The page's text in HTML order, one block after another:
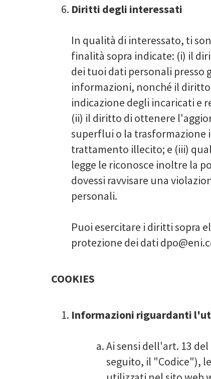
Diritti degli interessati
In qualità di interessato, ti
finalità sopra indicate: (i) il
dei tuoi dati personali presso
informazioni, nonché il diritto
indicazione degli incaricati e
(ii) il diritto di ottenere
superflui o la trasformazione
trattamento illecito; e (iii)
legge le riconosce inoltre la
dovessi ravvisare una
personali.
Puoi esercitare i diritti sopra
protezione dei dati
COOKIES
Informazioni riguardanti
Ai sensi dell'art. 13
seguito, il "Codice"),